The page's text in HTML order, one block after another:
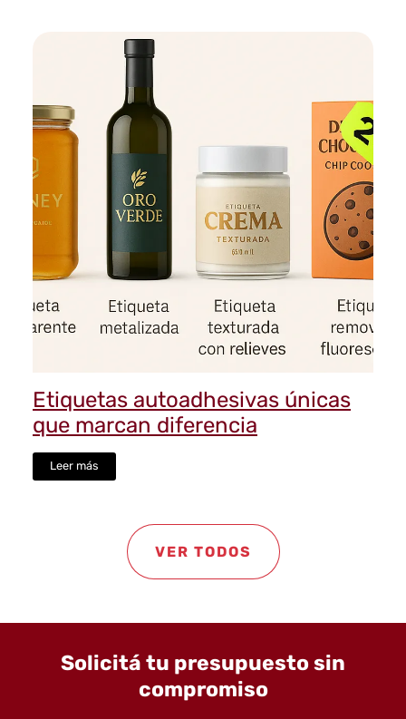
Etiquetas autoadhesivas únicas
que marcan diferencia
Leer más
VER TODOS
Solicitá tu presupuesto sin
compromiso